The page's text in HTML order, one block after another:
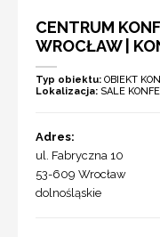
CENTRUM
WROCŁAW |
Typ obiektu: OBIEKT
Lokalizacja: SALE
Adres:
ul. Fabryczna 10
53-609 Wrocław
dolnośląskie